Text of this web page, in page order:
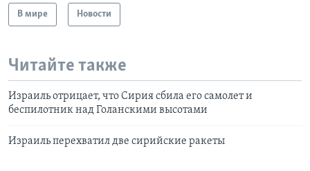
В мире Новости
Читайте также
Израиль отрицает, что Сирия сбила его самолет и
беспилотник над Голанскими высотами
Израиль перехватил две сирийские ракеты